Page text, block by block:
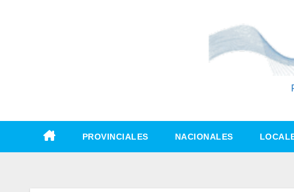
PROVINCIALES NACIONALES